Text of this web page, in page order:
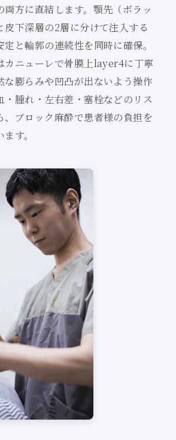
方に直結します。顎先（ボラッ
皮下深層の2層に分けて注入する
と輪郭の連続性を同時に確保。
カニューレで骨膜上layer4に丁寧
な膨らみや凹凸が出ないよう操作
・腫れ・左右差・塞栓などのリス
、ブロック麻酔で患者様の負担を
す。